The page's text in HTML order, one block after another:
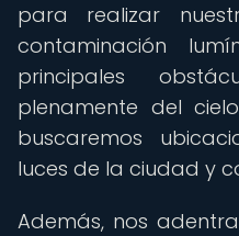
para realizar
contaminación
principales
plenamente del
buscaremos
luces de la ciudad y
Además, nos